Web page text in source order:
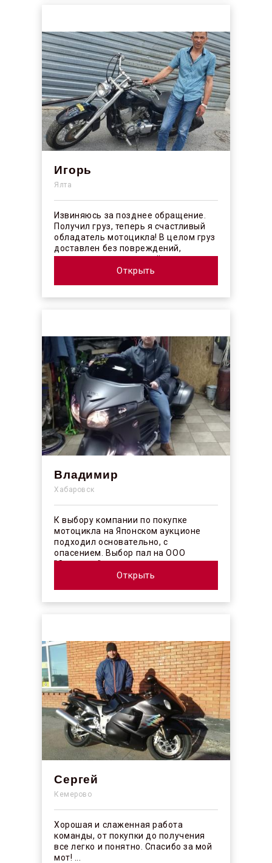
Игорь
Ялта
Извиняюсь за позднее обращение.
Получил груз, теперь я счастливый
обладатель мотоцикла! В целом груз
доставлен без повреждений,
огорчило отсутствие плёночного
Открыть
Владимир
Хабаровск
К выбору компании по покупке
мотоцикла на Японском аукционе
подходил основательно, с
опасением. Выбор пал на ООО
"Синергос" после изучения отзывов в
Открыть
Сергей
Кемерово
Хорошая и слаженная работа
команды, от покупки до получения
все легко и понятно. Спасибо за мой
мот! ...